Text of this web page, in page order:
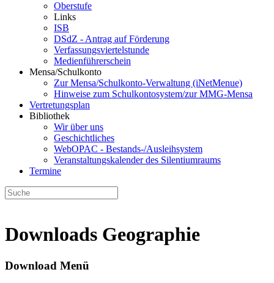
Oberstufe
Links
ISB
DSdZ - Antrag auf Förderung
Verfassungsviertelstunde
Medienführerschein
Mensa/Schulkonto
Zur Mensa/Schulkonto-Verwaltung (iNetMenue)
Hinweise zum Schulkontosystem/zur MMG-Mensa
Vertretungsplan
Bibliothek
Wir über uns
Geschichtliches
WebOPAC - Bestands-/Ausleihsystem
Veranstaltungskalender des Silentiumraums
Termine
Downloads Geographie
Download Menü